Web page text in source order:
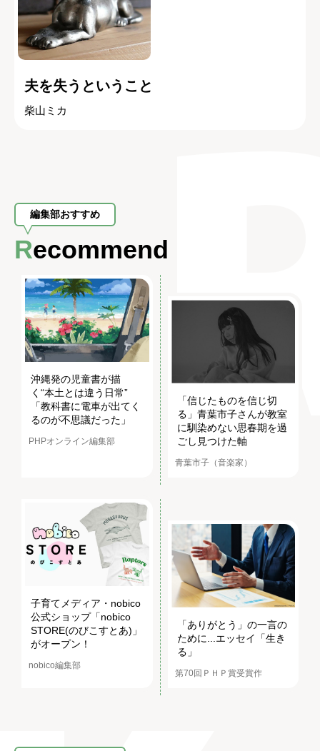
夫を失うということ
柴山ミカ
編集部おすすめ
Recommend
沖縄発の児童書が描
く“本土とは違う日常”
「教科書に電車が出てく
るのが不思議だった」
PHPオンライン編集部
「信じたものを信じ切
る」青葉市子さんが教室
に馴染めない思春期を過
ごし見つけた軸
青葉市子（音楽家）
子育てメディア・nobico
公式ショップ「nobico
STORE(のびこすとあ)」
がオープン！
nobico編集部
「ありがとう」の一言の
ために...エッセイ「生き
る」
第70回ＰＨＰ賞受賞作